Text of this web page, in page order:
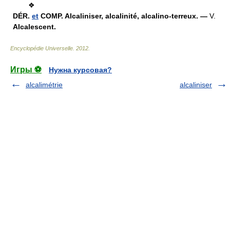
❖
DÉR. et COMP. Alcaliniser, alcalinité, alcalino-terreux. — V.
Alcalescent.
Encyclopédie Universelle 2012
Игры ⚽
Нужна курсовая?
alcalimétrie
alcaliniser